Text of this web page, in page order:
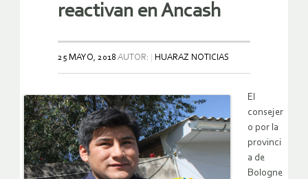
reactivan en Ancash
25 MAYO, 2018 AUTOR: HUARAZ NOTICIAS
El
consejer
o por la
provinci
a de
Bologne